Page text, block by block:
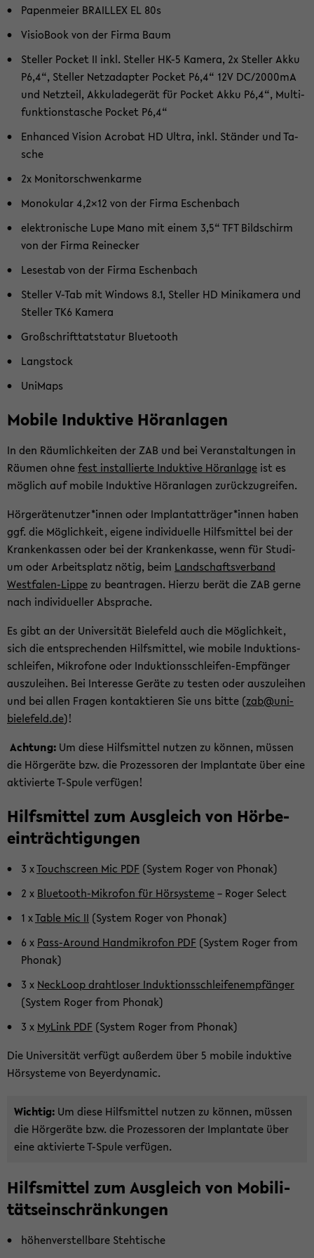
Pa­pen­mei­er BRAILLEX EL 80s
Vi­si­o­Book von der Firma Baum
Stel­ler Po­cket II inkl. Stel­ler HK-5 Ka­me­ra, 2x Stel­ler Akku
P6,4“, Stel­ler Netz­ad­ap­ter Po­cket P6,4“ 12V DC/2000mA
und Netz­teil, Ak­ku­la­de­ge­rät für Po­cket Akku P6,4“, Mul­ti­
funk­ti­ons­ta­sche Po­cket P6,4“
En­han­ced Vi­si­on Acro­bat HD Ultra, inkl. Stän­der und Ta­
sche
2x Mo­ni­tor­schwenk­ar­me
Mo­no­ku­lar 4,2x12 von der Firma Eschen­bach
elek­tro­ni­sche Lupe Mano mit einem 3,5“ TFT Bild­schirm
von der Firma Rei­ne­cker
Le­se­stab von der Firma Eschen­bach
Stel­ler V-Tab mit Win­dows 8.1, Stel­ler HD Mi­ni­ka­me­ra und
Stel­ler TK6 Ka­me­ra
Groß­schrift­tat­sta­tur Blue­tooth
Langstock
Uni­Maps
Mo­bi­le In­duk­ti­ve Hör­an­la­gen
In den Räum­lich­kei­ten der ZAB und bei Ver­an­stal­tun­gen in
Räu­men ohnefest in­stal­lier­te In­duk­ti­ve Hör­an­la­ge ist es
mög­lich auf mo­bi­le In­duk­ti­ve Hör­an­la­gen zu­rück­zu­grei­fen.
Hör­ge­rä­te­nut­zer*innen oder Im­plant­at­trä­ger*innen haben
ggf. die Mög­lich­keit, ei­ge­ne in­di­vi­du­el­le Hilfs­mit­tel bei der
Kran­ken­kas­sen oder bei der Kran­ken­kas­se, wenn für Stu­di­
um oder Ar­beits­platz nötig, beim Land­schafts­ver­band
Westfalen-​Lippezu be­an­tra­gen. Hier­zu berät die ZAB gerne
nach in­di­vi­du­el­ler Ab­spra­che.
Es gibt an der Uni­ver­si­tät Bie­le­feld auch die Mög­lich­keit,
sich die ent­spre­chen­den Hilfs­mit­tel, wie mo­bi­le In­duk­ti­ons­
schlei­fen, Mi­kro­fo­ne oder Induktionsschleifen-​Empfänger
aus­zu­lei­hen. Bei In­ter­es­se Ge­rä­te zu tes­ten oder aus­zu­lei­hen
und bei allen Fra­gen kon­tak­tie­ren Sie uns bitte (zab@uni-​
bielefeld.de)!
Ach­tung: Um diese Hilfs­mit­tel nut­zen zu kön­nen, müs­sen
die Hör­ge­rä­te bzw. die Pro­zes­so­ren der Im­plan­ta­te über eine
ak­ti­vier­te T-​Spule ver­fü­gen!
Hilfs­mit­tel zum Aus­gleich von Hör­be­
ein­träch­ti­gun­gen
3 xTouch­screen Mic PDF (Sys­tem Roger von Pho­nak)
2 x Bluetooth-​Mikrofon für Hör­sys­te­me– Roger Select
1 xTable Mic II (Sys­tem Roger von Pho­nak)
6 x Pass-​Around Hand­mi­kro­fon PDF (Sys­tem Roger from
Pho­nak)
3 x Neck­Loop draht­lo­ser In­duk­ti­ons­schlei­fen­emp­fän­ger
(Sys­tem Roger from Pho­nak)
3 x My­Link PDF (Sys­tem Roger from Pho­nak)
Die Uni­ver­si­tät ver­fügt au­ßer­dem über 5 mo­bi­le in­duk­ti­ve
Hör­sys­te­me von Bey­er­dy­na­mic.
Wich­tig: Um diese Hilfs­mit­tel nut­zen zu kön­nen, müs­sen
die Hör­ge­rä­te bzw. die Pro­zes­so­ren der Im­plan­ta­te über
eine ak­ti­vier­te T-​Spule ver­fü­gen.
Hilfs­mit­tel zum Aus­gleich von Mo­bi­li­
täts­ein­schrän­kun­gen
hö­hen­ver­stell­ba­re Steh­ti­sche